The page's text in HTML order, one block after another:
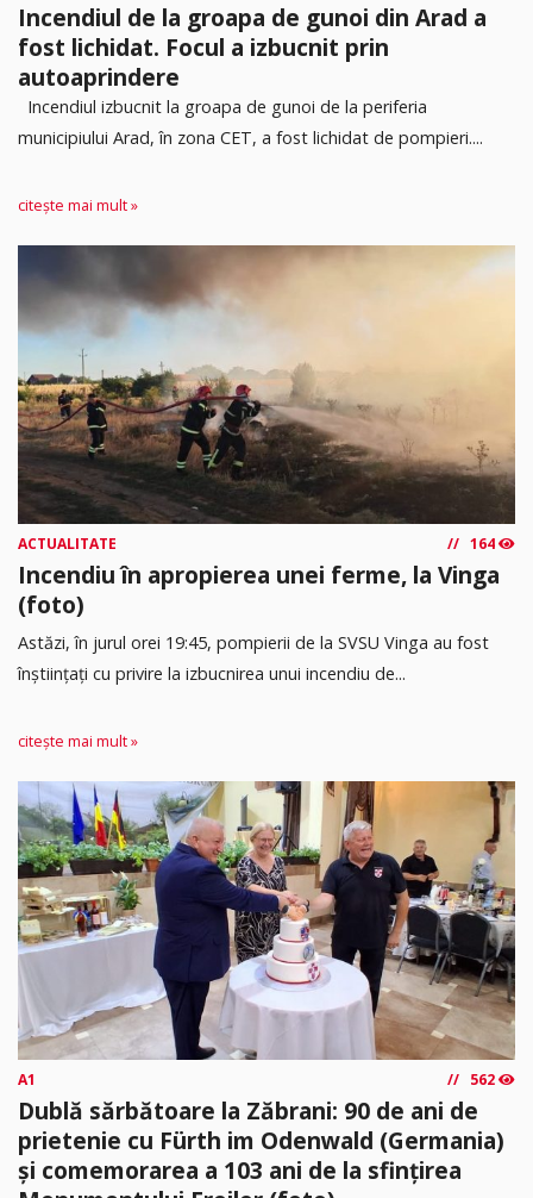
Incendiul de la groapa de gunoi din Arad a
fost lichidat. Focul a izbucnit prin
autoaprindere
Incendiul izbucnit la groapa de gunoi de la periferia
municipiului Arad, în zona CET, a fost lichidat de pompieri....
citește mai mult »
ACTUALITATE 164
Incendiu în apropierea unei ferme, la Vinga
(foto)
Astăzi, în jurul orei 19:45, pompierii de la SVSU Vinga au fost
înștiințați cu privire la izbucnirea unui incendiu de...
citește mai mult »
A1 562
Dublă sărbătoare la Zăbrani: 90 de ani de
prietenie cu Fürth im Odenwald (Germania)
și comemorarea a 103 ani de la sfințirea